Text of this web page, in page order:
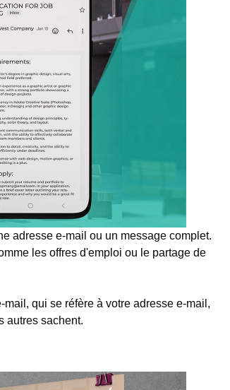
adresse e-mail ou un message complet.
les offres d'emploi ou le partage de
qui se réfère à votre adresse e-mail,
autres sachent.